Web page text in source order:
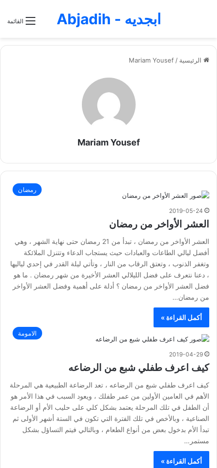
القائمة ابجديه - Abjadih
الرئيسية /
Mariam Yousef
Mariam Yousef
رمضان
2019-05-24
العشر الأواخر من رمضان
العشر الأواخر من رمضان ، تبدأ من 21 رمضان حتى نهاية الشهر ، وهي
أفضل ليالي الطاعات والعبادات حيث يستجاب الدعاء وتتنزل الملائكة
وتغفر الذنوب ، وتعتق الرقاب من النار ، وتأتي ليلة القدر في إحدي لياليها
، دعنا نتعرف على فضل الليلالي العشر الأخيرة من شهر رمضان . ما هو
فضل العشر الأواخر من رمضان ؟ أدلة على أهمية وفضل العشر الأواخر
من رمضان…
أكمل القراءة »
الامومة
2019-04-29
كيف اعرف طفلي شبع من الرضاعه
كيف اعرف طفلي شبع من الرضاعه ، تعد الرضاعة الطبيعية هي المرحلة
الأهم في العامين الأولين من عمر طفلك ، ويعود السبب في هذا الأمر هو
أن الطفل في تلك المرحلة يعتمد بشكل كلي على حليب الأم أو الرضاعة
الصناعية ، وبالأخص في تلك الفترة التي تكون في الستة أشهر الأولى ثم
تبدأ الأم بدخول بعض من أنواع الطعام ، وبالتالي فيتم التساؤل بشكل
مستمر…
أكمل القراءة »